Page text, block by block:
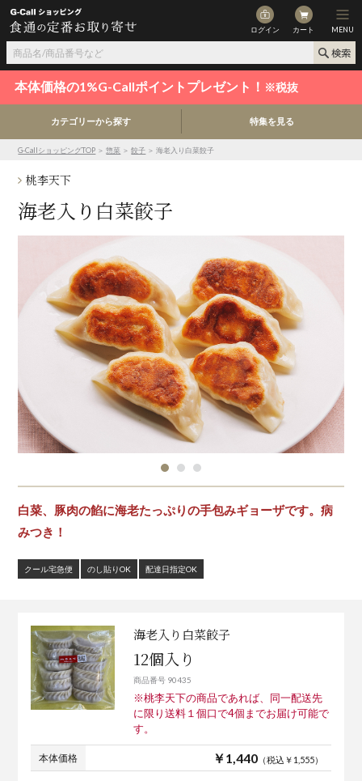
ログイン カート MENU
本体価格の1%G-Callポイントプレゼント！ ※税抜
カテゴリーから探す 特集を見る
G-CallショッピングTOP ＞惣菜 ＞餃子 ＞ 海老入り白菜餃子
桃李天下
海老入り白菜餃子
白菜、豚肉の餡に海老たっぷりの手包みギョーザです。病
みつき！
クール宅急便 のし貼りOK 配達日指定OK
海老入り白菜餃子
12個入り
商品番号 90435
※桃李天下の商品であれば、同一配送先
に限り送料１個口で4個までお届け可能で
す。
本体価格 ￥1,440（税込￥1,555）